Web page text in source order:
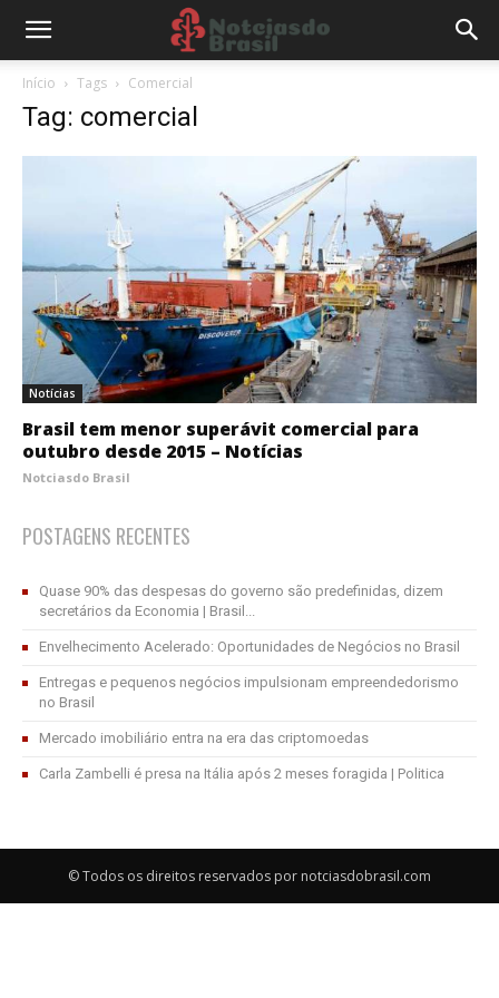
Início Tags Comercial
Tag: comercial
Notícias
Brasil tem menor superávit comercial para
outubro desde 2015 – Notícias
Notciasdo Brasil
POSTAGENS RECENTES
Quase 90% das despesas do governo são predefinidas, dizem
secretários da Economia | Brasil...
Envelhecimento Acelerado: Oportunidades de Negócios no Brasil
Entregas e pequenos negócios impulsionam empreendedorismo
no Brasil
Mercado imobiliário entra na era das criptomoedas
Carla Zambelli é presa na Itália após 2 meses foragida | Politica
© Todos os direitos reservados por notciasdobrasil.com